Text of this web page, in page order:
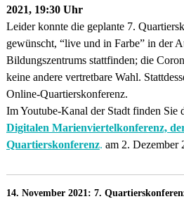
2021, 19:30 Uhr
Leider konnte die geplante 7.
gewünscht, “live und in Farbe” in der
Bildungszentrums stattfinden; die
keine andere vertretbare Wahl.
Online-Quartierskonferenz.
Im Youtube-Kanal der Stadt finden Sie
Digitalen Marienviertelkonferenz,
Quartierskonferenz. am 2. Dezember
14. November 2021: 7.